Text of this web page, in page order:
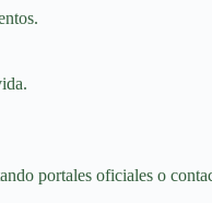
portales oficiales o